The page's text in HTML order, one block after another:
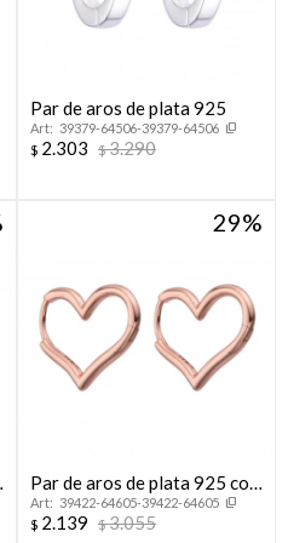
Par de aros de plata 925
39379-64506-39379-64506
$ 2.303 $3.290
29
Par de aros de plata 925 con
baño de oro rosado.
39422-64605-39422-64605
$ 2.139 $3.055